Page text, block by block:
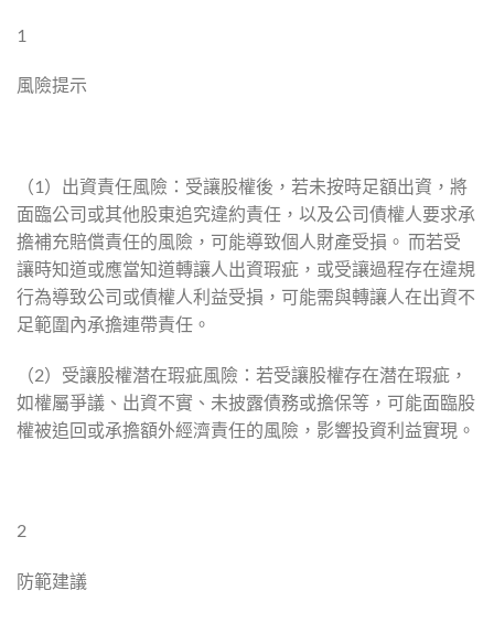
1
風險提示
（1）出資責任風險：受讓股權後，若未按時足額出資，將
面臨公司或其他股東追究違約責任，以及公司債權人要求承
擔補充賠償責任的風險，可能導致個人財產受損。 而若受
讓時知道或應當知道轉讓人出資瑕疵，或受讓過程存在違規
行為導致公司或債權人利益受損，可能需與轉讓人在出資不
足範圍內承擔連帶責任。
（2）受讓股權潜在瑕疵風險：若受讓股權存在潜在瑕疵，
如權屬爭議、出資不實、未披露債務或擔保等，可能面臨股
權被追回或承擔額外經濟責任的風險，影響投資利益實現。
2
防範建議